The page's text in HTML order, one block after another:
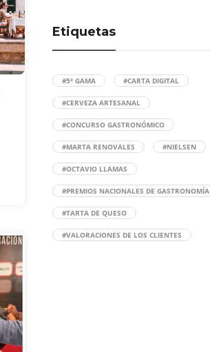
Etiquetas
#5ª GAMA #CARTA DIGITAL
#CERVEZA ARTESANAL
#CONCURSO GASTRONÓMICO
#MARTA RENOVALES #NIELSEN
#OCTAVIO LLAMAS
#PREMIOS NACIONALES DE GASTRONOMÍA
#TARTA DE QUESO
#VALORACIONES DE LOS CLIENTES